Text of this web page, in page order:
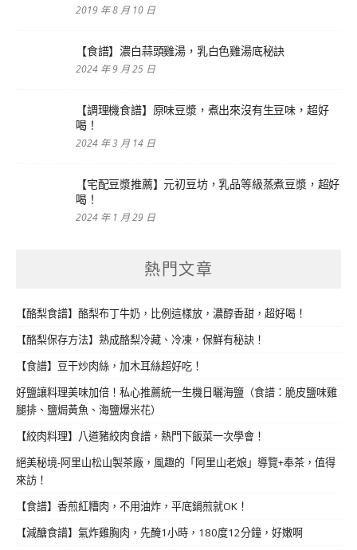
2019 年 8 月 10 日
【食譜】濃白蒜頭雞湯，乳白色雞湯底秘訣
2024 年 9 月 25 日
【調理機食譜】原味豆漿，煮出來沒有生豆味，超好
喝！
2024 年 3 月 14 日
【宅配豆漿推薦】元初豆坊，乳品等級蒸煮豆漿，超好
喝！
2024 年 1 月 29 日
熱門文章
【酪梨食譜】酪梨布丁牛奶，比例這樣放，濃醇香甜，超好喝！
【酪梨保存方法】熟成酪梨冷藏、冷凍，保鮮有秘訣！
【食譜】豆干炒肉絲，加木耳絲超好吃！
好鹽讓料理美味加倍！私心推薦統一生機日曬海鹽（食譜：脆皮鹽味雞
腿排、鹽焗黃魚、海鹽爆米花）
【絞肉料理】八道豬絞肉食譜，熱門下飯菜一次學會！
絕美秘境-阿里山松山製茶廠，風趣的「阿里山老娘」導覽+奉茶，值得
來訪！
【食譜】香煎紅糟肉，不用油炸，平底鍋煎就OK！
【減醣食譜】氣炸雞胸肉，先醃1小時，180度12分鐘，好嫩啊